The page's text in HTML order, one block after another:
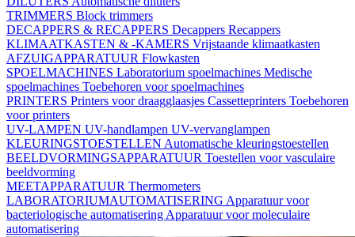
TRIMMERS Block trimmers
DECAPPERS & RECAPPERS Decappers Recappers
KLIMAATKASTEN & -KAMERS Vrijstaande klimaatkasten
AFZUIGAPPARATUUR Flowkasten
SPOELMACHINES Laboratorium spoelmachines Medische
spoelmachines Toebehoren voor spoelmachines
PRINTERS Printers voor draagglaasjes Cassetteprinters Toebehoren
voor printers
UV-LAMPEN UV-handlampen UV-vervanglampen
KLEURINGSTOESTELLEN Automatische kleuringstoestellen
BEELDVORMINGSAPPARATUUR Toestellen voor vasculaire
beeldvorming
MEETAPPARATUUR Thermometers
LABORATORIUMAUTOMATISERING Apparatuur voor
bacteriologische automatisering Apparatuur voor moleculaire
automatisering